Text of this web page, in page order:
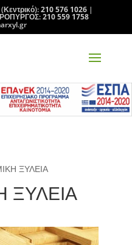
210 576 1026|
210 559 1758
ΞΥΛΕΙΑ
ΞΥΛΕΙΑ